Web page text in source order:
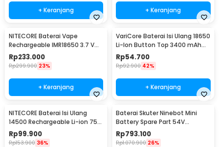
+ Keranjang + Keranjang
NITECORE Baterai Vape
Rechargeable IMR18650 3.7 V
3100mAh 1 PCS
Rp233.000
Rp299.900 23%
+ Keranjang
VariCore Baterai Isi Ulang 18650
Li-Ion Button Top 3400 mAh
3.7V 1 PCS 3400mAh
Rp54.700
Rp92.900 42%
+ Keranjang
NITECORE Baterai Isi Ulang
14500 Rechargeable Li-ion 750
mAh 3.6 V 1PC - NL1475R
Rp99.900
Rp153.900 36%
Baterai Skuter Ninebot Mini
Battery Spare Part 54V
4900mAh
Rp793.100
Rp1.070.900 26%